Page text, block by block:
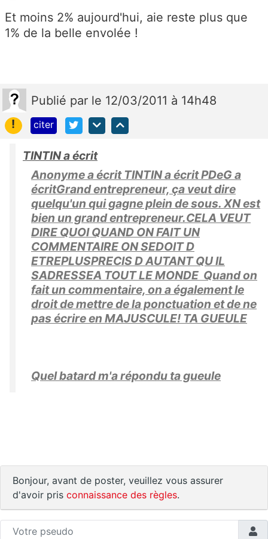
Et moins 2% aujourd'hui, aie reste plus que
1% de la belle envolée !
Publié par le 12/03/2011 à 14h48
!
citer
TINTIN a écrit
Anonyme a écrit TINTIN a écrit PDeG a
écritGrand entrepreneur, ça veut dire
quelqu'un qui gagne plein de sous. XN est
bien un grand entrepreneur.CELA VEUT
DIRE QUOI QUAND ON FAIT UN
COMMENTAIRE ON SEDOIT D
ETREPLUSPRECIS D AUTANT QU IL
SADRESSEA TOUT LE MONDE Quand on
fait un commentaire, on a également le
droit de mettre de la ponctuation et de ne
pas écrire en MAJUSCULE! TA GUEULE
Quel batard m'a répondu ta gueule
Bonjour, avant de poster, veuillez vous assurer
d'avoir pris connaissance des règles.